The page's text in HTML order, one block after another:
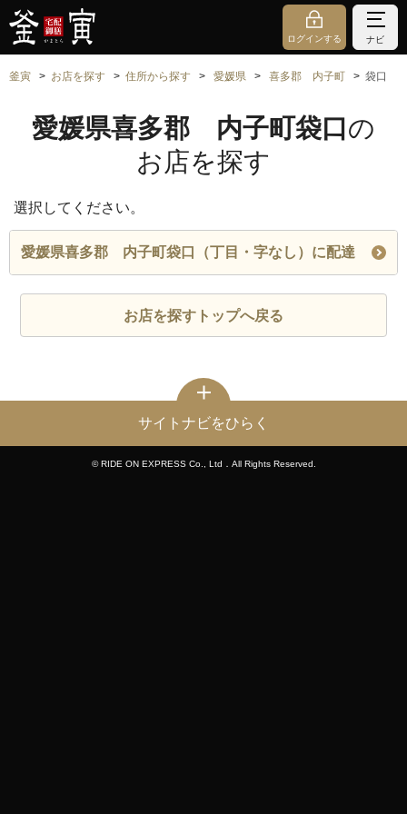
ログインする ナビ
釜寅 お店を探す 住所から探す 愛媛県 喜多郡 内子町 袋口
愛媛県喜多郡 内子町袋口の
お店を探す
選択してください。
愛媛県喜多郡 内子町袋口（丁目・字なし）に配達
お店を探すトップへ戻る
サイトナビをひらく
© RIDE ON EXPRESS Co., Ltd．All Rights Reserved.